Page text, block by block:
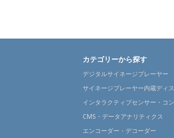
カテゴリーから探す
デジタルサイネージプレーヤー
サイネージプレーヤー内蔵ディ
インタラクティブセンサー・コ
CMS・データアナリティクス
エンコーダー・デコーダー